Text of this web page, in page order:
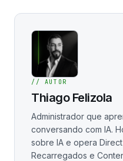
// AUTOR
Thiago Felizola
Administrador que
conversando com IA.
sobre IA e opera
Recarregados e